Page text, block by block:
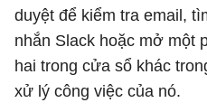
duyệt để kiểm tra email,
nhắn Slack hoặc mở một
hai trong cửa sổ khác
xử lý công việc của nó.